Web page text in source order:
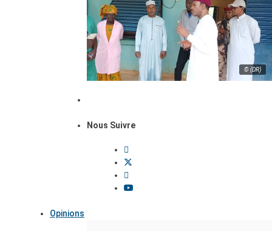
© (DR)
Nous Suivre
Opinions